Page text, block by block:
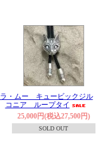
ラ・ムー キュービックジル
コニア ループタイ
25,000円(税込27,500円)
SOLD OUT